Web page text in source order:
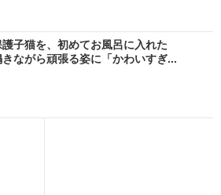
護子猫を、初めてお風呂に入れた
がら頑張る姿に「かわいすぎ...